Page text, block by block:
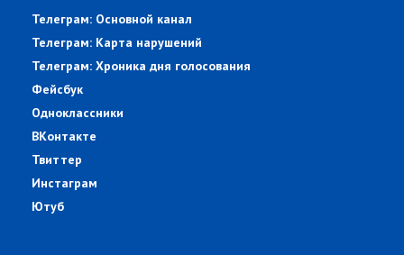
Телеграм: Основной канал
Телеграм: Карта нарушений
Телеграм: Хроника дня голосования
Фейсбук
Одноклассники
ВКонтакте
Твиттер
Инстаграм
Ютуб